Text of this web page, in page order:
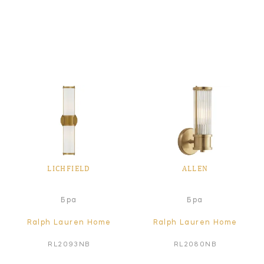
LICHFIELD
Бра
Ralph Lauren Home
RL2093NB
ALLEN
Бра
Ralph Lauren Home
RL2080NB